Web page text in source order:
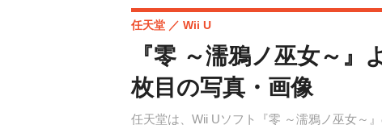
『零 ～濡鴉ノ巫女～
枚目の写真・画像
任天堂は、Wii Uソフト『零 ～濡鴉ノ巫女～
任天堂 Wii U